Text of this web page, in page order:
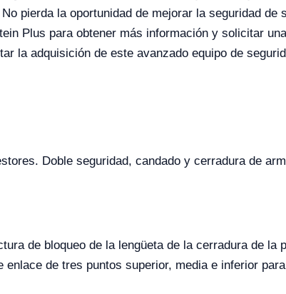
pierda la oportunidad de mejorar la seguridad de
Plus para obtener más información y solicitar
la adquisición de este avanzado equipo de
Doble seguridad, candado y cerradura de
de bloqueo de la lengüeta de la cerradura de la
de tres puntos superior, media e inferior